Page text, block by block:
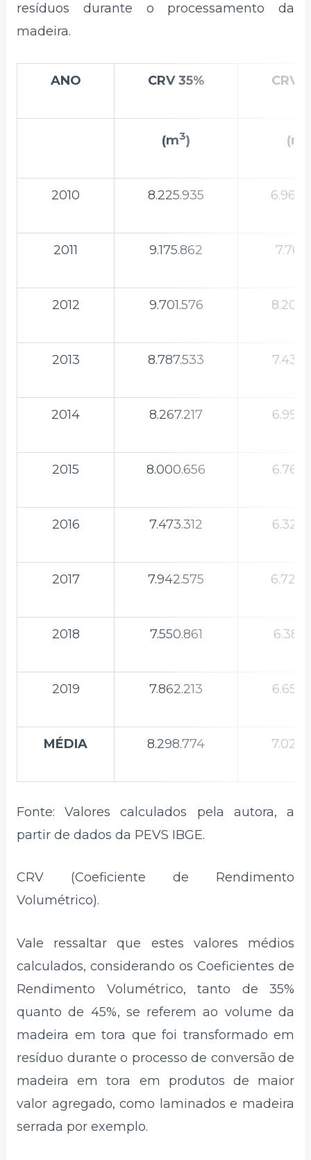
resíduos durante o processamento da
madeira.
ANO CRV 35% CRV
(m3) (m
2010 8.225.935
2011 9.175.862
2012 9.701.576
2013 8.787.533
2014 8.267.217
2015 8.000.656
2016 7.473.312
2017 7.942.575
2018 7.550.861
2019 7.862.213
MÉDIA 8.298.774
Fonte: Valores calculados pela autora, a
partir de dados da PEVS IBGE.
CRV (Coeficiente de Rendimento
Volumétrico).
Vale ressaltar que estes valores médios
calculados, considerando os Coeficientes de
Rendimento Volumétrico, tanto de 35%
quanto de 45%, se referem ao volume da
madeira em tora que foi transformado em
resíduo durante o processo de conversão de
madeira em tora em produtos de maior
valor agregado, como laminados e madeira
serrada por exemplo.